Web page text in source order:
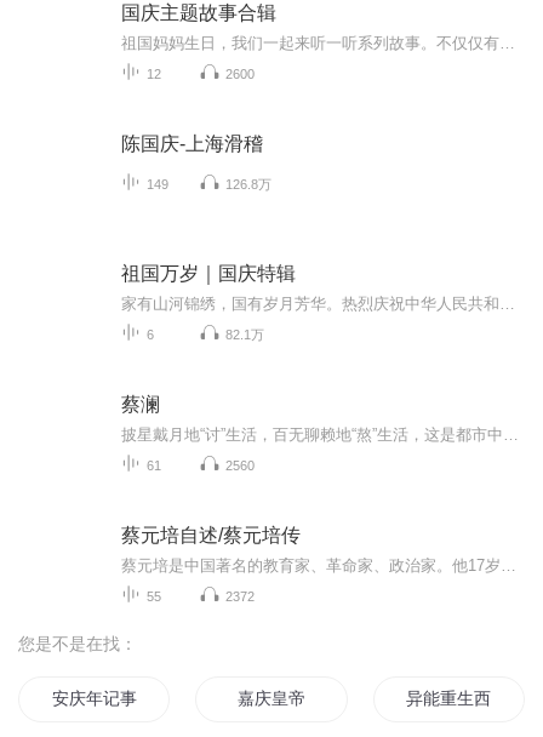
国庆主题故事合辑
12 2600
陈国庆-上海滑稽
149 126.8万
祖国万岁｜国庆特辑
6 82.1万
蔡澜
61 2560
蔡元培自述/蔡元培传
55 2372
您是不是在找：
安庆年记事 嘉庆皇帝 异能重生西门庆